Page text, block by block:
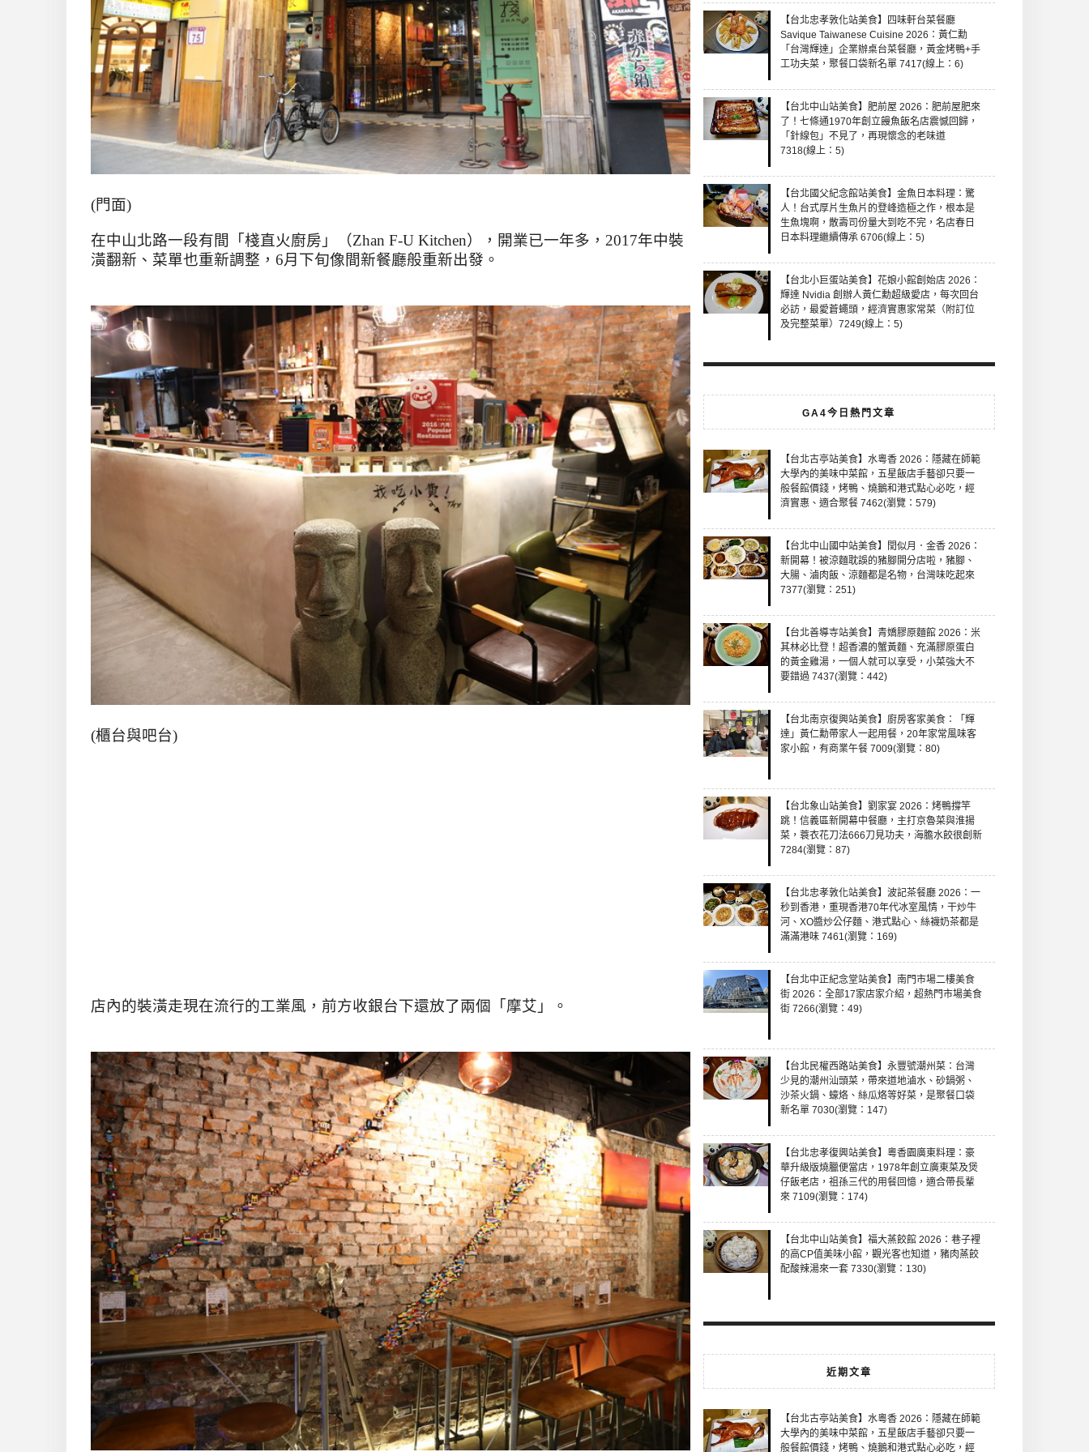
(門面)
在中山北路一段有間「棧直火廚房」（Zhan F-U Kitchen），開業已一年多， 2017年中裝
潢翻新、菜單也重新調整， 6月下旬像間新餐廳般重新出發。
(櫃台與吧台)
店內的裝潢走現在流行的工業風，前方收銀台下還放了兩個「摩艾」。
【台北忠孝敦化站美食】四味軒台菜餐廳
Savique Taiwanese Cuisine 2026：黃仁勳
「台灣輝達」企業辦桌台菜餐廳，黃金烤鴨+手
工功夫菜，聚餐口袋新名單 7417(線上：6)
【台北中山站美食】肥前屋 2026：肥前屋肥來
了！七條通1970年創立饅魚飯名店震憾回歸，
「針線包」不見了，再現懷念的老味道
7318(線上：5)
【台北國父紀念館站美食】金魚日本料理：驚
人！台式厚片生魚片的登峰造極之作，根本是
生魚塊啊，散壽司份量大到吃不完，名店春日
日本料理繼續傳承 6706(線上：5)
【台北小巨蛋站美食】花娘小館創始店 2026：
輝達 Nvidia 創辦人黃仁勳超級愛店，每次回台
必訪，最愛蒼蠅頭，經濟實惠家常菜（附訂位
及完整菜單）7249(線上：5)
GA4今日熱門文章
【台北古亭站美食】水粵香 2026：隱藏在師範
大學內的美味中菜館，五星飯店手藝卻只要一
般餐館價錢，烤鴨、燒鵝和港式點心必吃，經
濟實惠、適合聚餐 7462(瀏覽：579)
【台北中山國中站美食】閏似月．金香 2026：
新開幕！被涼麵耽誤的豬腳開分店啦，豬腳、
大腸、滷肉飯、涼麵都是名物，台灣味吃起來
7377(瀏覽：251)
【台北善導寺站美食】青嬌膠原麵館 2026：米
其林必比登！超香濃的蟹黃麵、充滿膠原蛋白
的黃金雞湯，一個人就可以享受，小菜強大不
要錯過 7437(瀏覽：442)
【台北南京復興站美食】廚房客家美食：「輝
達」黃仁勳帶家人一起用餐，20年家常風味客
家小館，有商業午餐 7009(瀏覽：80)
【台北象山站美食】劉家宴 2026：烤鴨撐竿
跳！信義區新開幕中餐廳，主打京魯菜與淮揚
菜，蓑衣花刀法666刀見功夫，海膽水餃很創新
7284(瀏覽：87)
【台北忠孝敦化站美食】波記茶餐廳 2026：一
秒到香港，重現香港70年代冰室風情，干炒牛
河、XO醬炒公仔麵、港式點心、絲襪奶茶都是
滿滿港味 7461(瀏覽：169)
【台北中正紀念堂站美食】南門市場二樓美食
街 2026：全部17家店家介紹，超熱門市場美食
街 7266(瀏覽：49)
【台北民權西路站美食】永豐號潮州菜：台灣
少見的潮州汕頭菜，帶來道地滷水、砂鍋粥、
沙茶火鍋、蠔烙、絲瓜烙等好菜，是聚餐口袋
新名單 7030(瀏覽：147)
【台北忠孝復興站美食】粵香園廣東料理：豪
華升級版燒臘便當店，1978年創立廣東菜及煲
仔飯老店，祖孫三代的用餐回憶，適合帶長輩
來 7109(瀏覽：174)
【台北中山站美食】福大蒸餃館 2026：巷子裡
的高CP值美味小館，觀光客也知道，豬肉蒸餃
配酸辣湯來一套 7330(瀏覽：130)
近期文章
【台北古亭站美食】水粵香 2026：隱藏在師範
大學內的美味中菜館，五星飯店手藝卻只要一
般餐館價錢，烤鴨、燒鵝和港式點心必吃，經